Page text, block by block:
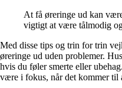
At få øreringe ud kan
vigtigt at være tålmodig
Med disse tips og trin for trin
øreringe ud uden problemer.
hvis du føler smerte eller
være i fokus, når det kommer til